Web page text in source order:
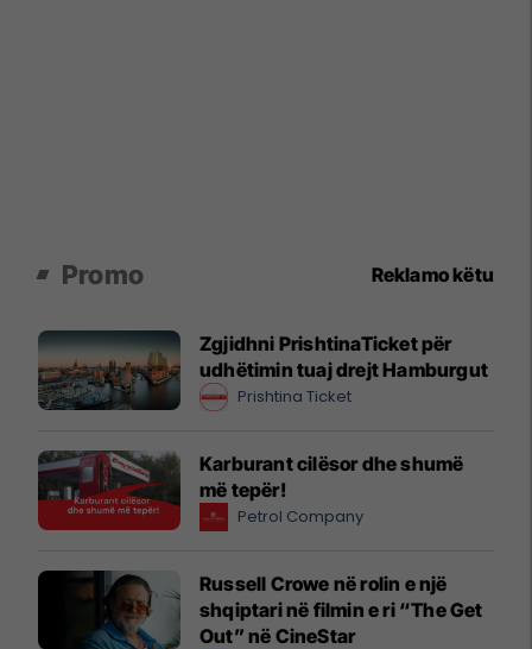
Promo Reklamo këtu
Zgjidhni PrishtinaTicket për
udhëtimin tuaj drejt Hamburgut
Prishtina Ticket
Karburant cilësor dhe shumë
më tepër!
Petrol Company
Russell Crowe në rolin e një
shqiptari në filmin e ri “The Get
Out” në CineStar